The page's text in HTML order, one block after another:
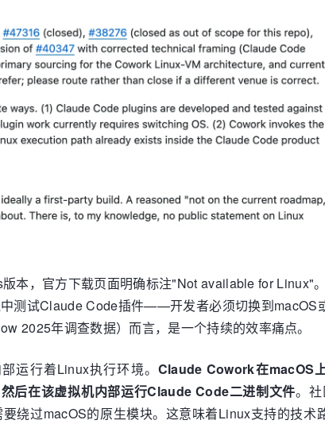
本，官方下载页面明确标注"Not available for Linux"
测试Claude Code插件——开发者必须切换到macOS
2025年调查数据）而言，是一个持续的效率痛点。
运行着Linux执行环境。 Claude Cowork在macOS
后在该虚拟机内部运行Claude Code二进制文件。
绕过macOS的原生模块。这意味着Linux支持的技术